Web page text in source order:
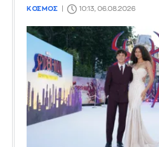
ΚΟΣΜΟΣ 10:13, 06.08.2026